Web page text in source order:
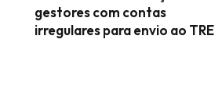
gestores com contas
irregulares para envio ao TRE